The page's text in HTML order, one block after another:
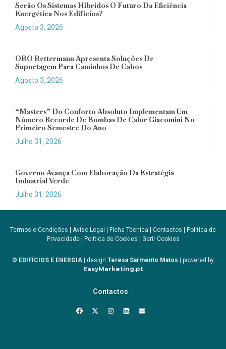
Serão Os Sistemas Híbridos O Futuro Da Eficiência
Energética Nos Edifícios?
Agosto 3, 2026
OBO Bettermann Apresenta Soluções De
Suportagem Para Caminhos De Cabos
Agosto 3, 2026
“Masters” Do Conforto Absoluto Implementam Um
Número Recorde De Bombas De Calor Giacomini No
Primeiro Semestre Do Ano
Julho 31, 2026
Governo Avança Com Elaboração Da Estratégia
Industrial Verde
Julho 31, 2026
Termos e Condições | Aviso Legal | Ficha Técnica | Contactos | Política de
Privacidade| Política de Cookies | Gerir Cookies
© EDIFÍCIOS E ENERGIA | design Teresa Sarmento Matos | powered by
EasyMarketing.pt
Contactos